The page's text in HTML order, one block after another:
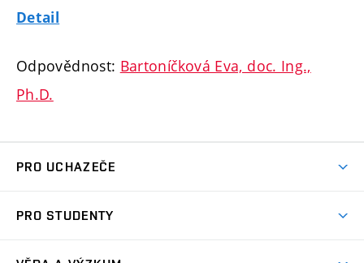
Detail
Odpovědnost: Bartoníčková Eva, doc. Ing.,
Ph.D.
PRO UCHAZEČE
Jak se dostat na FCH
PRO STUDENTY